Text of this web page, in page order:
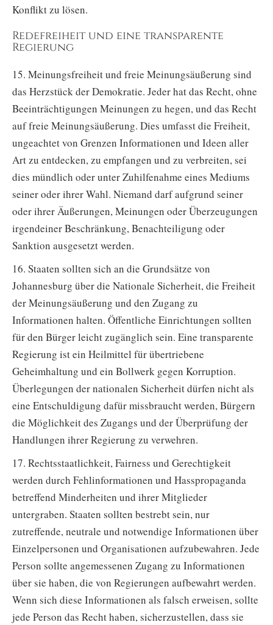
Konflikt zu lösen.
Redefreiheit und eine transparente
Regierung
15. Meinungsfreiheit und freie Meinungsäußerung sind
das Herzstück der Demokratie. Jeder hat das Recht, ohne
Beeinträchtigungen Meinungen zu hegen, und das Recht
auf freie Meinungsäußerung. Dies umfasst die Freiheit,
ungeachtet von Grenzen Informationen und Ideen aller
Art zu entdecken, zu empfangen und zu verbreiten, sei
dies mündlich oder unter Zuhilfenahme eines Mediums
seiner oder ihrer Wahl. Niemand darf aufgrund seiner
oder ihrer Äußerungen, Meinungen oder Überzeugungen
irgendeiner Beschränkung, Benachteiligung oder
Sanktion ausgesetzt werden.
16. Staaten sollten sich an die Grundsätze von
Johannesburg über die Nationale Sicherheit, die Freiheit
der Meinungsäußerung und den Zugang zu
Informationen halten. Öffentliche Einrichtungen sollten
für den Bürger leicht zugänglich sein. Eine transparente
Regierung ist ein Heilmittel für übertriebene
Geheimhaltung und ein Bollwerk gegen Korruption.
Überlegungen der nationalen Sicherheit dürfen nicht als
eine Entschuldigung dafür missbraucht werden, Bürgern
die Möglichkeit des Zugangs und der Überprüfung der
Handlungen ihrer Regierung zu verwehren.
17. Rechtsstaatlichkeit, Fairness und Gerechtigkeit
werden durch Fehlinformationen und Hasspropaganda
betreffend Minderheiten und ihrer Mitglieder
untergraben. Staaten sollten bestrebt sein, nur
zutreffende, neutrale und notwendige Informationen über
Einzelpersonen und Organisationen aufzubewahren. Jede
Person sollte angemessenen Zugang zu Informationen
über sie haben, die von Regierungen aufbewahrt werden.
Wenn sich diese Informationen als falsch erweisen, sollte
jede Person das Recht haben, sicherzustellen, dass sie